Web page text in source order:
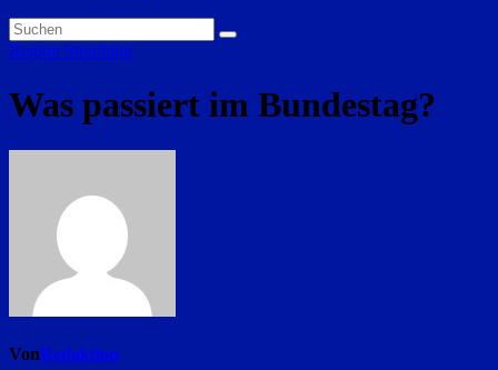
Region Straubing
Was passiert im Bundestag?
VonRedaktion